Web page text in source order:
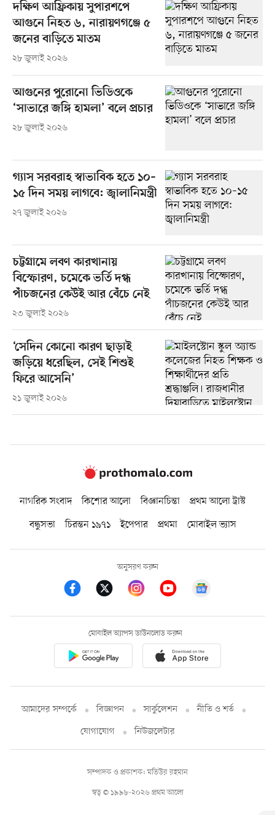
দক্ষিণ আফ্রিকায় সুপারশপে
আগুনে নিহত ৬, নারায়ণগঞ্জে ৫
জনের বাড়িতে মাতম
২৮ জুলাই ২০২৬
আগুনের পুরোনো ভিডিওকে
‘সাভারে জঙ্গি হামলা’ বলে প্রচার
২৮ জুলাই ২০২৬
গ্যাস সরবরাহ স্বাভাবিক হতে ১০–
১৫ দিন সময় লাগবে: জ্বালানিমন্ত্রী
২৭ জুলাই ২০২৬
চট্টগ্রামে লবণ কারখানায়
বিস্ফোরণ, চমেকে ভর্তি দগ্ধ
পাঁচজনের কেউই আর বেঁচে নেই
২৩ জুলাই ২০২৬
‘সেদিন কোনো কারণ ছাড়াই
জড়িয়ে ধরেছিল, সেই শিশুই
ফিরে আসেনি’
২১ জুলাই ২০২৬
নাগরিক সংবাদ কিশোর আলো বিজ্ঞানচিন্তা
প্রথম আলো ট্রাস্ট
বন্ধুসভা
চিরন্তন ১৯৭১ ইপেপার প্রথমা মোবাইল ভ্যাস
অনুসরণ করুন
মোবাইল অ্যাপস ডাউনলোড করুন
আমাদের সম্পর্কে বিজ্ঞাপন সার্কুলেশন
নীতি ও শর্ত
যোগাযোগ
নিউজলেটার
স্বত্ব © ১৯৯৮-২০২৬ প্রথম আলো
সম্পাদক ও প্রকাশক: মতিউর রহমান